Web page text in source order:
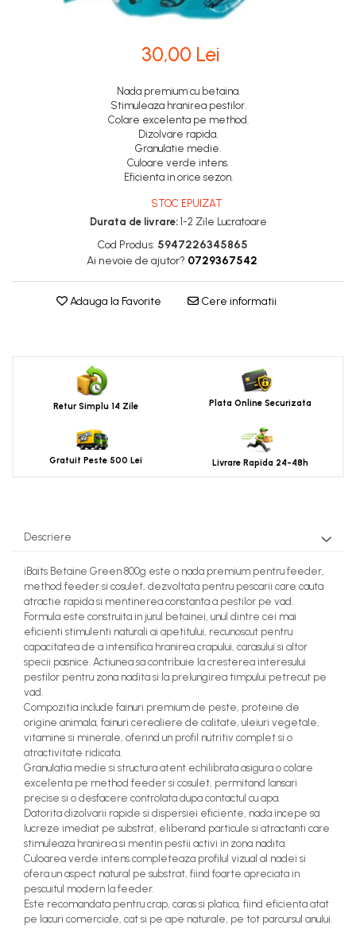
30,00 Lei
Nada premium cu betaina.
Stimuleaza hranirea pestilor.
Colare excelenta pe method.
Dizolvare rapida.
Granulatie medie.
Culoare verde intens.
Eficienta in orice sezon.
STOC EPUIZAT
Durata de livrare:1-2 Zile Lucratoare
Cod Produs: 5947226345865
Ai nevoie de ajutor? 0729367542
Adauga la Favorite Cere informatii
Retur Simplu 14 Zile Plata Online Securizata
Gratuit Peste 500 Lei Livrare Rapida 24-48h
Descriere
iBaits Betaine Green 800g este o nada premium pentru feeder,
method feeder si cosulet, dezvoltata pentru pescarii care cauta
atractie rapida si mentinerea constanta a pestilor pe vad.
Formula este construita in jurul betainei, unul dintre cei mai
eficienti stimulenti naturali ai apetitului, recunoscut pentru
capacitatea de a intensifica hranirea crapului, carasului si altor
specii pasnice. Actiunea sa contribuie la cresterea interesului
pestilor pentru zona nadita si la prelungirea timpului petrecut pe
vad.
Compozitia include fainuri premium de peste, proteine de
origine animala, fainuri cerealiere de calitate, uleiuri vegetale,
vitamine si minerale, oferind un profil nutritiv complet si o
atractivitate ridicata.
Granulatia medie si structura atent echilibrata asigura o colare
excelenta pe method feeder si cosulet, permitand lansari
precise si o desfacere controlata dupa contactul cu apa.
Datorita dizolvarii rapide si dispersiei eficiente, nada incepe sa
lucreze imediat pe substrat, eliberand particule si atractanti care
stimuleaza hranirea si mentin pestii activi in zona nadita.
Culoarea verde intens completeaza profilul vizual al nadei si
ofera un aspect natural pe substrat, fiind foarte apreciata in
pescuitul modern la feeder.
Este recomandata pentru crap, caras si platica, fiind eficienta atat
pe lacuri comerciale, cat si pe ape naturale, pe tot parcursul anului.